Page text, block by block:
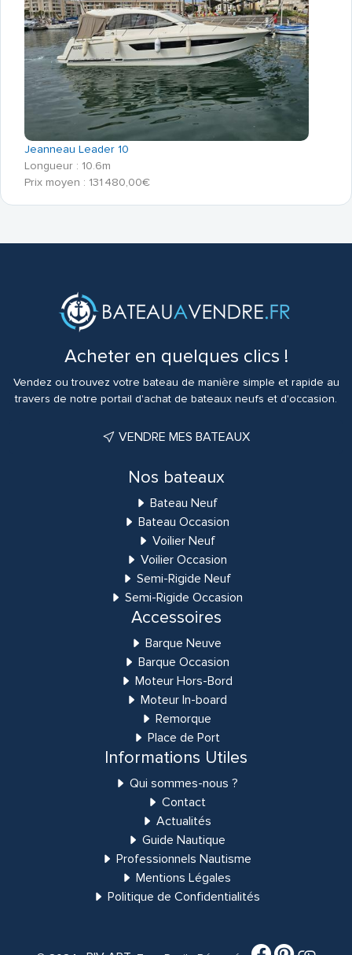
Jeanneau Leader 10
Longueur : 10.6m
Prix moyen : 131 480,00€
Acheter en quelques clics !
Vendez ou trouvez votre bateau de manière simple et rapide au
travers de notre portail d'achat de bateaux neufs et d'occasion.
VENDRE MES BATEAUX
Nos bateaux
Bateau Neuf
Bateau Occasion
Voilier Neuf
Voilier Occasion
Semi-Rigide Neuf
Semi-Rigide Occasion
Accessoires
Barque Neuve
Barque Occasion
Moteur Hors-Bord
Moteur In-board
Remorque
Place de Port
Informations Utiles
Qui sommes-nous ?
Contact
Actualités
Guide Nautique
Professionnels Nautisme
Mentions Légales
Politique de Confidentialités